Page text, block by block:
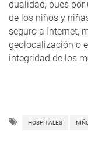
dualidad, pues por
de los niños y
seguro a Internet,
geolocalización o
integridad de los
HOSPITALES